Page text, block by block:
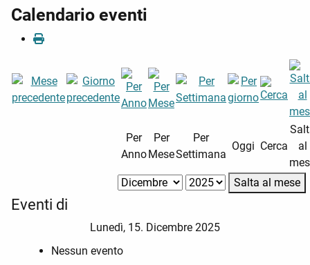
Calendario eventi
Per
Anno
Per
Mese
Per
Settimana
Oggi Cerca
al
Salta al mese
Eventi di
Lunedì, 15. Dicembre 2025
Nessun evento